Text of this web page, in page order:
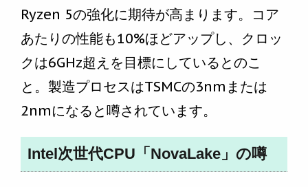
Ryzen 5の強化に期待が高まります。コア
あたりの性能も10%ほどアップし、クロッ
クは6GHz超えを目標にしているとのこ
と。製造プロセスはTSMCの3nmまたは
2nmになると噂されています。
Intel次世代CPU「NovaLake」の噂